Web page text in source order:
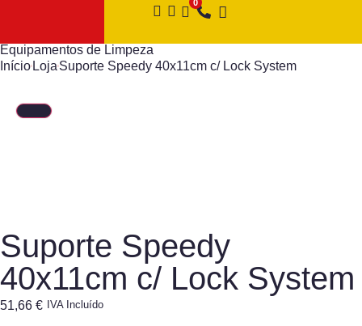
Equipamentos de Limpeza
Início Loja Suporte Speedy 40x11cm c/ Lock System
Suporte Speedy
40x11cm c/ Lock System
51,66 € IVA Incluído